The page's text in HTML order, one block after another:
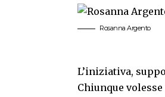
Rosanna Argento
L’iniziativa,
Chiunque